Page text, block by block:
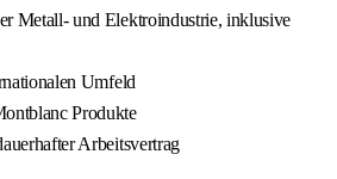
Metall- und Elektroindustrie, inklusive
Umfeld
Produkte
Arbeitsvertrag